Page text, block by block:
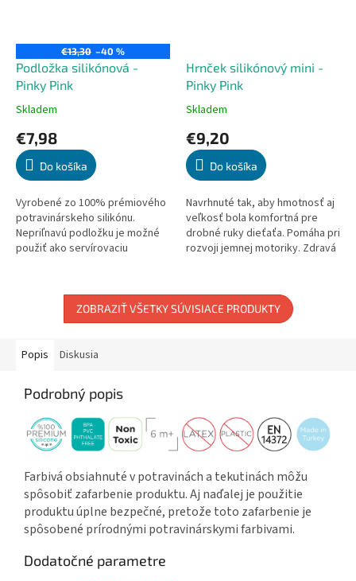
€13,30 –40 %
Podložka silikónová -
Pinky Pink
Priemerné
produktu
je
5,0
5
hviezdičiek.
Skladem
€7,98
Do košíka
Vyrobené zo 100% prémiového
potravinárskeho silikónu.
Nepriľnavú podložku je možné
použiť ako servírovaciu
Hrnček silikónový mini -
Pinky Pink
Priemerné
produktu
je
5,0
5
hviezdičiek.
Skladem
€9,20
Do košíka
Navrhnuté tak, aby hmotnosť aj
veľkosť bola komfortná pre
drobné ruky dieťaťa. Pomáha pri
rozvoji jemnej motoriky. Zdravá
ZOBRAZIŤ VŠETKY SÚVISIACE PRODUKTY
Popis Diskusia
Podrobný popis
Farbivá obsiahnuté v potravinách a tekutinách môžu
spôsobiť zafarbenie produktu. Aj naďalej je použitie
produktu úplne bezpečné, pretože toto zafarbenie je
spôsobené prírodnými potravinárskymi farbivami.
Dodatočné parametre